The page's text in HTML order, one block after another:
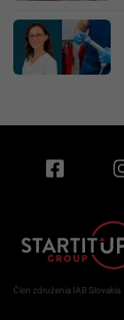
Člen združenia IAB Slovakia